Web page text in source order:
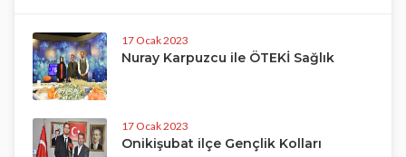
17 Ocak 2023
Nuray Karpuzcu ile ÖTEKİ Sağlık
17 Ocak 2023
Onikişubat ilçe Gençlik Kolları